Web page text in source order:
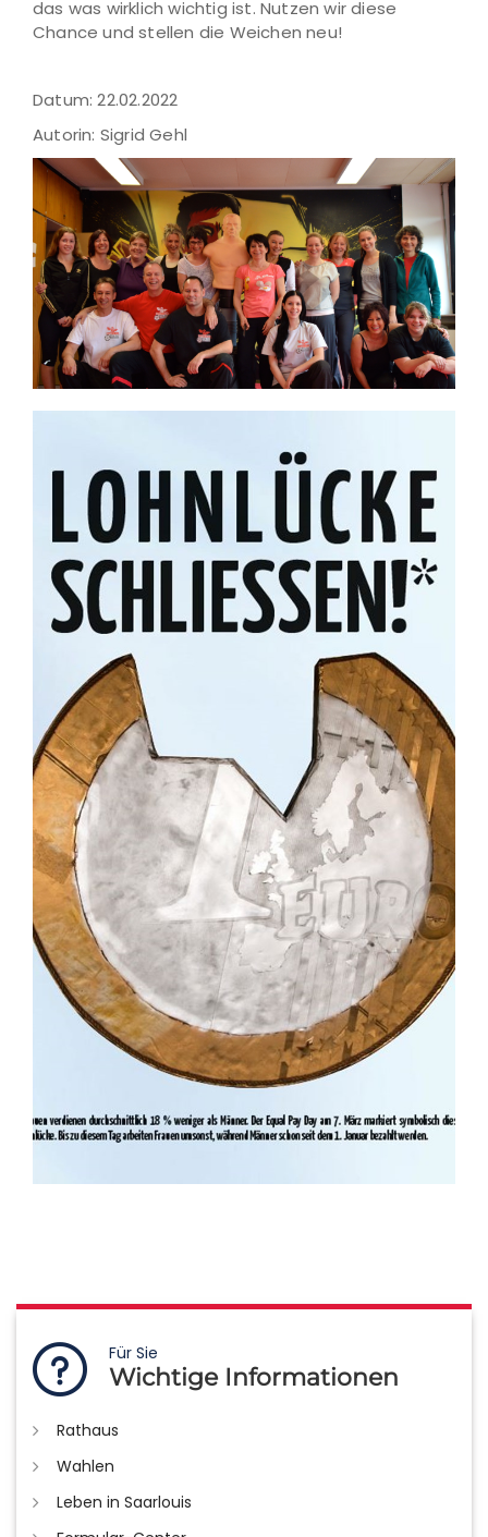
das was wirklich wichtig ist. Nutzen wir diese
Chance und stellen die Weichen neu!
Datum: 22.02.2022
Autorin: Sigrid Gehl
Für Sie
Wichtige Informationen
Rathaus
Wahlen
Leben in Saarlouis